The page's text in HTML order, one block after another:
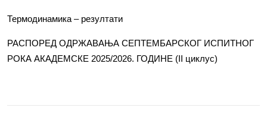
Термодинамика – резултати
РАСПОРЕД ОДРЖАВАЊА СЕПТЕМБАРСКОГ ИСПИТНОГ
РОКА АКАДЕМСКЕ 2025/2026. ГОДИНЕ (II циклус)